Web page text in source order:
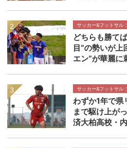
サッカー&フットサル
どちらも勝て
目”の勢いが上
エン”が華麗に
サッカー&フットサル
わずか1年で県
まで駆け上が
済大柏高校・